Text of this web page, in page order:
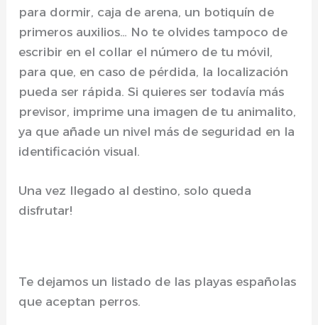
para dormir, caja de arena, un botiquín de
primeros auxilios… No te olvides tampoco de
escribir en el collar el número de tu móvil,
para que, en caso de pérdida, la localización
pueda ser rápida. Si quieres ser todavía más
previsor, imprime una imagen de tu animalito,
ya que añade un nivel más de seguridad en la
identificación visual.
Una vez llegado al destino, solo queda
disfrutar!
Te dejamos un listado de las playas españolas
que aceptan perros.